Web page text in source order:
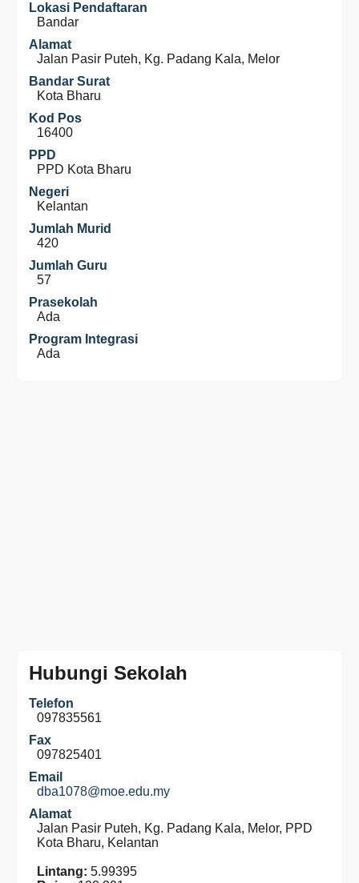
Lokasi Pendaftaran
Bandar
Alamat
Jalan Pasir Puteh, Kg. Padang Kala, Melor
Bandar Surat
Kota Bharu
Kod Pos
16400
PPD
PPD Kota Bharu
Negeri
Kelantan
Jumlah Murid
420
Jumlah Guru
57
Prasekolah
Ada
Program Integrasi
Ada
Hubungi Sekolah
Telefon
097835561
Fax
097825401
Email
dba1078@moe.edu.my
Alamat
Jalan Pasir Puteh, Kg. Padang Kala, Melor, PPD
Kota Bharu, Kelantan
Lintang: 5.99395